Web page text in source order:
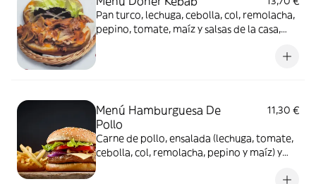
Pan turco, lechuga, cebolla, col, remolacha,
pepino, tomate, maíz y salsas de la casa,
Menú Hamburguesa De
Pollo
11,30 €
Carne de pollo, ensalada (lechuga, tomate,
cebolla, col, remolacha, pepino y maíz) y